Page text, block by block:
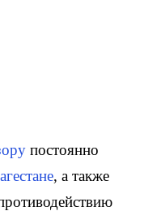
постоянно
, а также